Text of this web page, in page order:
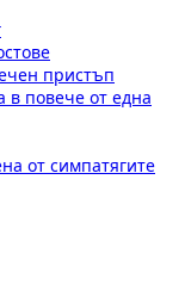
пристъп
в повече от една
от симпатягите